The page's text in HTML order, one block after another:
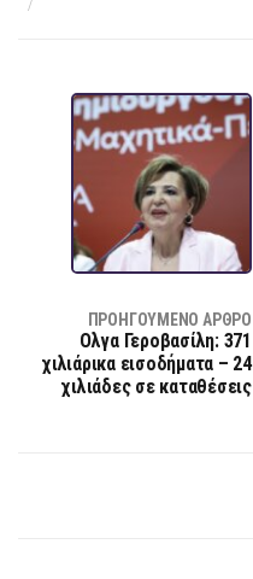
ΠΡΟΗΓΟΎΜΕΝΟ ΆΡΘΡΟ
Ολγα Γεροβασίλη: 371
χιλιάρικα εισοδήματα – 24
χιλιάδες σε καταθέσεις